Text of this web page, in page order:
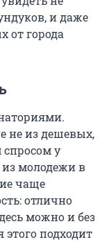
и даже
от города
не из дешевых,
спросом у
из молодежи в
чаще
отлично
можно и без
подходит